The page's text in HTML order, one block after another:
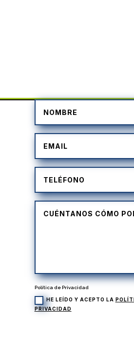
Política de Privacidad
HE LEÍDO Y ACEPTO LA
PRIVACIDAD